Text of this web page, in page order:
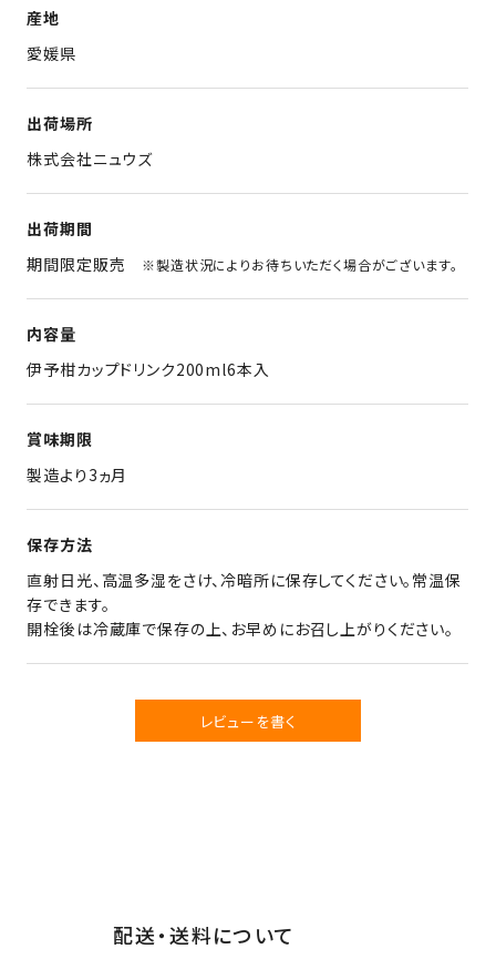
産地
愛媛県
出荷場所
株式会社ニュウズ
出荷期間
期間限定販売
※製造状況によりお待ちいただく場合がございます。
内容量
伊予柑カップドリンク200ml6本入
賞味期限
製造より3ヵ月
保存方法
直射日光、高温多湿をさけ、冷暗所に保存してください。常温保
存できます。
開栓後は冷蔵庫で保存の上、お早めにお召し上がりください。
レビューを書く
配送・送料について